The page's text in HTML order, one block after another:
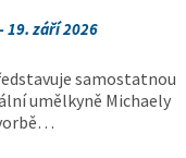
19. září 2026
samostatnou
umělkyně Michaely